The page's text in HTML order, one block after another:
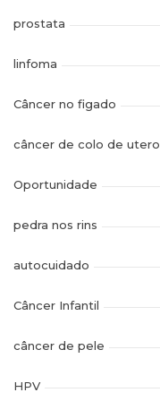
prostata
linfoma
Câncer no figado
câncer de colo de utero
Oportunidade
pedra nos rins
autocuidado
Câncer Infantil
câncer de pele
HPV